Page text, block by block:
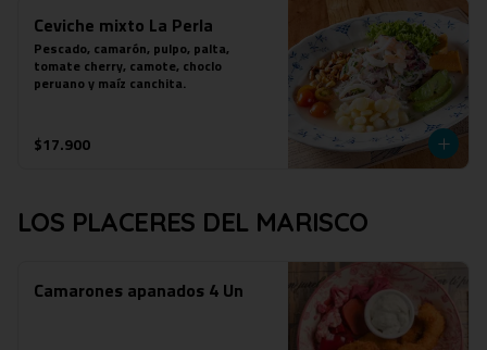
Ceviche mixto La Perla
Pescado, camarón, pulpo, palta,
tomate cherry, camote, choclo
peruano y maíz canchita.
$17.900
LOS PLACERES DEL MARISCO
Camarones apanados 4 Un